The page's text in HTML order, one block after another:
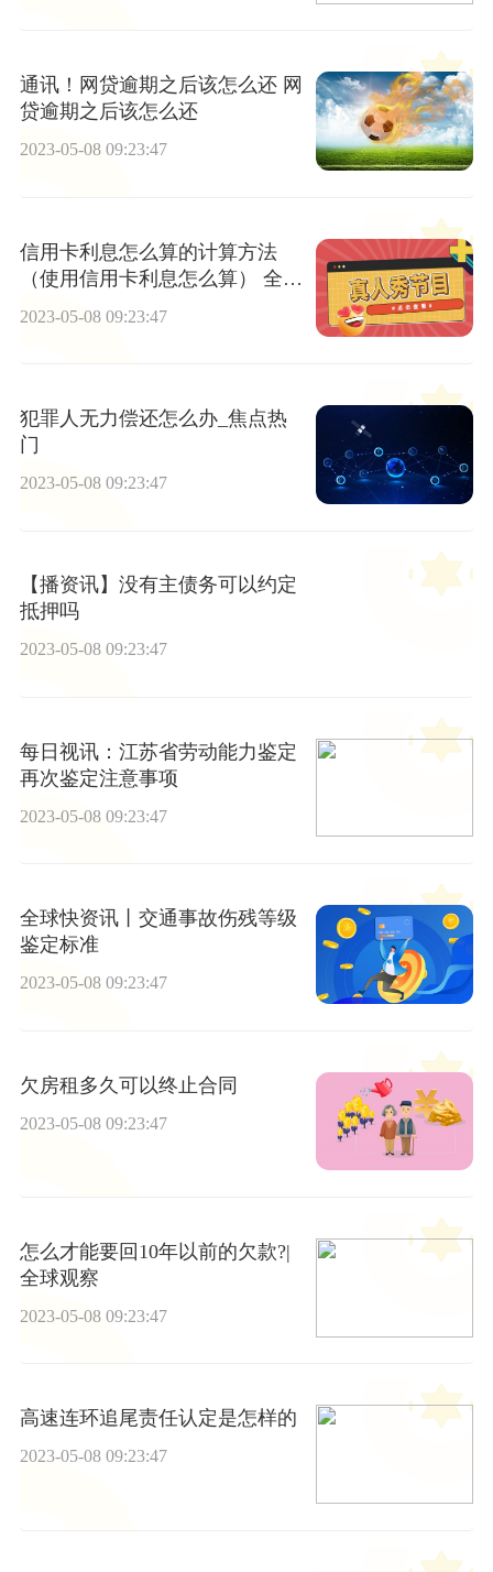
通讯！网贷逾期之后该怎么还 网
贷逾期之后该怎么还
2023-05-08 09:23:47
信用卡利息怎么算的计算方法
（使用信用卡利息怎么算） 全球
2023-05-08 09:23:47
犯罪人无力偿还怎么办_焦点热
门
2023-05-08 09:23:47
【播资讯】没有主债务可以约定
抵押吗
2023-05-08 09:23:47
每日视讯：江苏省劳动能力鉴定
再次鉴定注意事项
2023-05-08 09:23:47
全球快资讯丨交通事故伤残等级
鉴定标准
2023-05-08 09:23:47
欠房租多久可以终止合同
2023-05-08 09:23:47
怎么才能要回10年以前的欠款?|
全球观察
2023-05-08 09:23:47
高速连环追尾责任认定是怎样的
2023-05-08 09:23:47